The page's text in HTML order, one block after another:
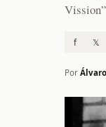
Vission”
f 𝕏
Por